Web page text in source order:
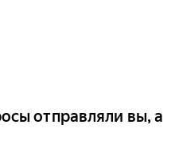
отправляли вы, а